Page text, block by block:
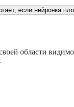
если нейронка
области